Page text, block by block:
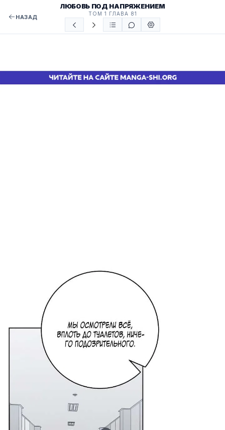
НАЗАД
ЛЮБОВЬ ПОД НАПРЯЖЕНИЕМ
ТОМ 1 ГЛАВА 81